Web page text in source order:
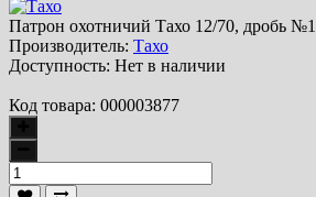
Патрон охотничий Тахо 12/70, дробь
Производитель: Тахо
Доступность: Нет в наличии
Код товара: 000003877